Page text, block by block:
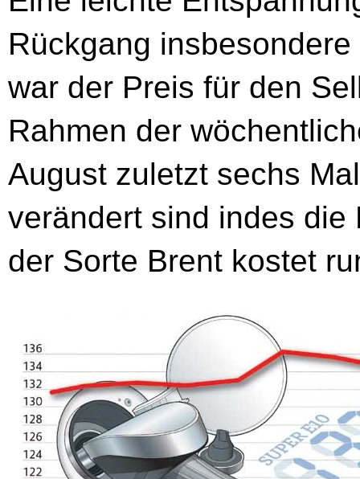
Rückgang
war der Preis für den
Rahmen der
August zuletzt sechs
verändert sind indes
der Sorte Brent kostet